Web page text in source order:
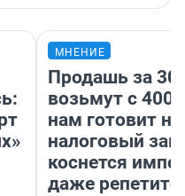
МНЕНИЕ
Продашь за
возьмут с
нам готовит
налоговый
коснется
даже